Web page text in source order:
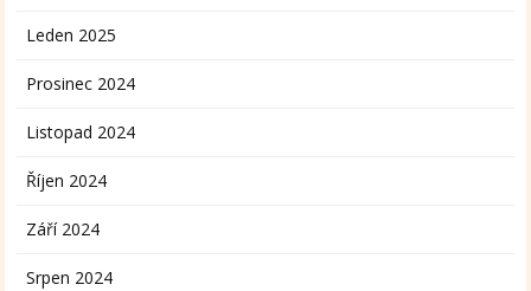
Leden 2025
Prosinec 2024
Listopad 2024
Říjen 2024
Září 2024
Srpen 2024